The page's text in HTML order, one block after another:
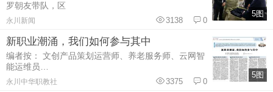
5图
罗朝友带队，区
永川新闻 0
3138
5图
新职业潮涌，我们如何参与其中
编者按： 文创产品策划运营师、养老服务师、云网智
能运维员…
永川中华职教社 0
3375